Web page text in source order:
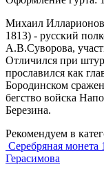
Михаил
1813) - русский
А.В.Суворова,
Отличился при
прославился как
Бородинском
бегство войска
Березина.
Рекомендуем в
Серебряная
Герасимова